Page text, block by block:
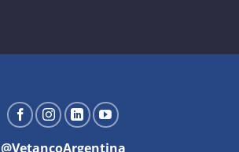
@VetancoArgentina